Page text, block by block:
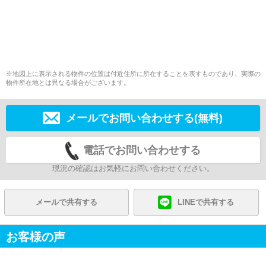
※地図上に表示される物件の位置は付近住所に所在することを表すものであり、実際の
物件所在地とは異なる場合がございます。
メールでお問い合わせする(無料)
電話でお問い合わせする
現況の確認はお気軽にお問い合わせください。
メールで共有する LINEで共有する
お客様の声